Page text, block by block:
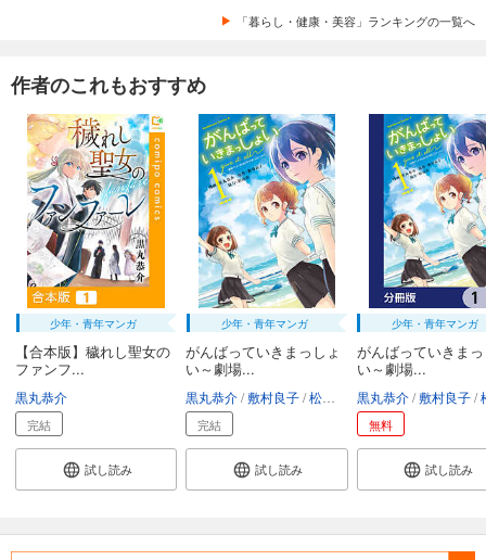
「暮らし・健康・美容」ランキングの一覧へ
作者のこれもおすすめ
少年・青年マンガ
【合本版】穢れし聖女の
ファンフ...
黒丸恭介
完結
試し読み
少年・青年マンガ
がんばっていきまっしょ
い～劇場...
黒丸恭介 敷村良子 松山市
完結
試し読み
少年・青年マンガ
がんばっていきま
い～劇場...
黒丸恭介 敷村良子
無料
試し読み